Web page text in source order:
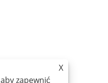
X
zapewnić